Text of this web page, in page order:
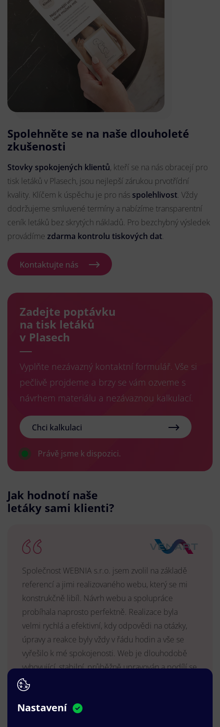
Spolehněte se na naše dlouholeté
zkušenosti
Stovky spokojených klientů, kteří se na nás obracejí pro
tisk letáků v Plasech, jsou nejlepší zárukou prvotřídní
kvality. Klíčem k úspěchu je pro nás spolehlivost. Vždy
dodržujeme smluvené termíny a nabízíme transparentní
ceník letáků bez skrytých nákladů. Pro bezchybný výsledek
provádíme zdarma kontrolu tiskových dat.
Kontaktujte nás
Zadejte poptávku
na tisk letáků
v Plasech
Vyplňte nezávazný kontaktní formulář. Vše si
pečlivě projdeme a brzy se vám ozveme s
návrhem materiálu a nezávaznou kalkulací.
Chci kalkulaci
Právě jsme k dispozici.
Jak hodnotí naše
letáky sami klienti?
Společnost WEBNIA s.r.o. jsem zvolil na základě
referencí a jimi realizovaného webu, který se mi
konstrukčně libíl. Návrh webu a spolupráce
probíhala naprosto perfektně. Realizace byla
velmi rychlá a efektivní, kdy odpovědi na otázky,
úpravy a reakce byly vždy v řádu hodin a vše se
vyřešilo k mé spokojenosti. Web je dlouhodobě
vyhovující, stabilní, průběžně upravován a podílí se
na pozitivním vnímání naší značky.
MUDr. Radek Vyšohlíd
VENART s.r.o.
Nastavení